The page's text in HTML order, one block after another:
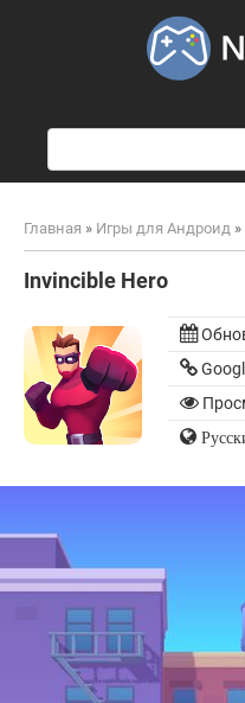
Главная » Игры для Андроид »
Invincible Hero